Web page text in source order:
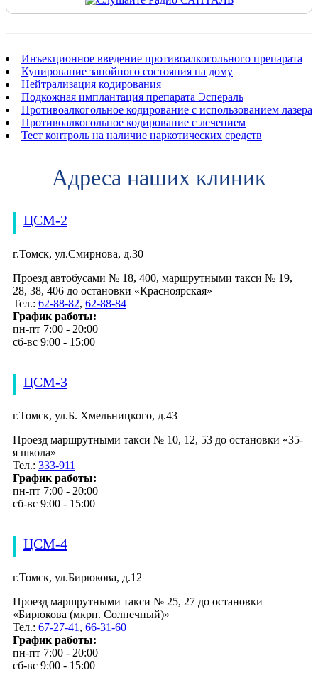
Инъекционное введение противоалкогольного препарата
Купирование запойного состояния на дому
Нейтрализация кодирования
Подкожная имплантация препарата Эспераль
Противоалкогольное кодирование c использованием лазера
Противоалкогольное кодирование с лечением
Тест контроль на наличие наркотических средств
Адреса наших клиник
ЦСМ-2
г.Томск, ул.Смирнова, д.30
Проезд автобусами № 18, 400, маршрутными такси № 19,
28, 38, 406 до остановки «Красноярская»
Тел.: 62-88-82, 62-88-84
График работы:
пн-пт 7:00 - 20:00
сб-вс 9:00 - 15:00
ЦСМ-3
г.Томск, ул.Б. Хмельницкого, д.43
Проезд маршрутными такси № 10, 12, 53 до остановки «35-
я школа»
Тел.: 333-911
График работы:
пн-пт 7:00 - 20:00
сб-вс 9:00 - 15:00
ЦСМ-4
г.Томск, ул.Бирюкова, д.12
Проезд маршрутными такси № 25, 27 до остановки
«Бирюкова (мкрн. Солнечный)»
Тел.: 67-27-41 , 66-31-60
График работы:
пн-пт 7:00 - 20:00
сб-вс 9:00 - 15:00